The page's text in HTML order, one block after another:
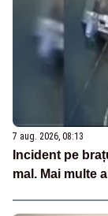
7 aug. 2026, 08:13
Incident pe
mal. Mai multe